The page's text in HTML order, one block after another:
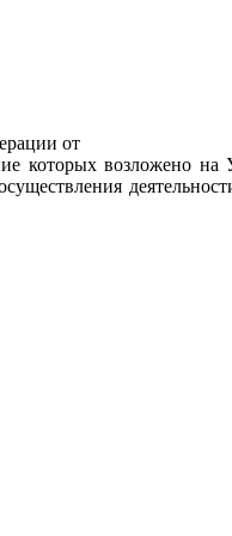
от
которых возложено на